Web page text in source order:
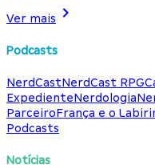
Ver mais
Podcasts
NerdCastNerdCast RPG
ExpedienteNerdologia
ParceiroFrança e o
Podcasts
Notícias